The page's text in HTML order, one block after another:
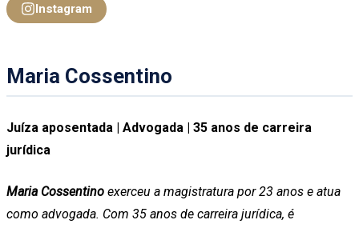
Instagram
Maria Cossentino
Juíza aposentada | Advogada | 35 anos de carreira
jurídica
Maria Cossentino exerceu a magistratura por 23 anos e atua
como advogada. Com 35 anos de carreira jurídica, é